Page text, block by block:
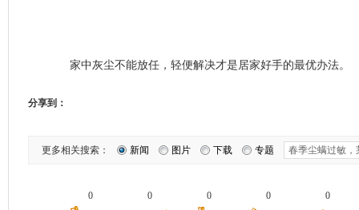
家中灰尘不能放任，轻便解决才是居家好手的最优办法。
分享到：
更多相关搜索： 新闻 图片 下载 专题
0 0 0 0 0